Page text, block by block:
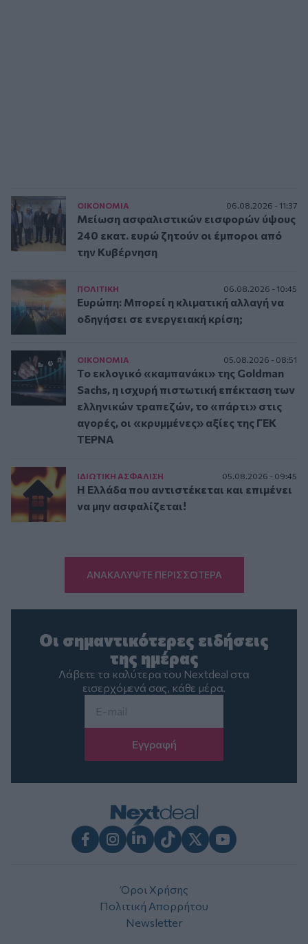
ΟΙΚΟΝΟΜΙΑ 06.08.2026 - 11:37
Μείωση ασφαλιστικών εισφορών ύψους
240 εκατ. ευρώ ζητούν οι έμποροι από
την Κυβέρνηση
ΠΟΛΙΤΙΚΗ 06.08.2026 - 10:45
Ευρώπη: Μπορεί η κλιματική αλλαγή να
οδηγήσει σε ενεργειακή κρίση;
ΟΙΚΟΝΟΜΙΑ 05.08.2026 - 08:51
Το εκλογικό «καμπανάκι» της Goldman
Sachs, η ισχυρή πιστωτική επέκταση των
ελληνικών τραπεζών, το «πάρτι» στις
αγορές, οι «κρυμμένες» αξίες της ΓΕΚ
ΤΕΡΝΑ
ΙΔΙΩΤΙΚΗ ΑΣΦAΛΙΣΗ 05.08.2026 - 09:45
Η Ελλάδα που αντιστέκεται και επιμένει
να μην ασφαλίζεται!
ΑΝΑΚΑΛΥΨΤΕ ΠΕΡΙΣΣΟΤΕΡΑ
Οι σημαντικότερες ειδήσεις
της ημέρας
Λάβετε τα καλύτερα του Nextdeal στα
εισερχόμενά σας, κάθε μέρα.
Όροι Χρήσης
Πολιτική Απορρήτου
Newsletter